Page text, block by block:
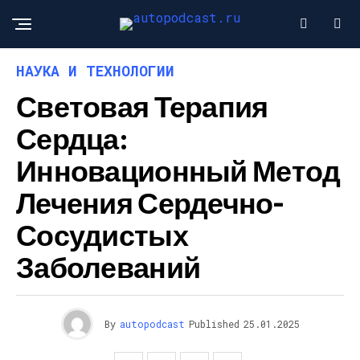
НАУКА И ТЕХНОЛОГИИ
Световая Терапия
Сердца:
Инновационный Метод
Лечения Сердечно-
Сосудистых
Заболеваний
By autopodcast Published 25.01.2025